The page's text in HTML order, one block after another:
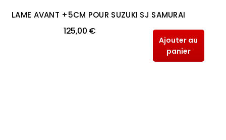
LAME AVANT +5CM POUR SUZUKI SJ SAMURAI
125,00 €
Ajouter au
panier